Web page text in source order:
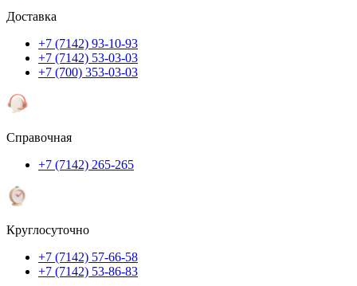
Доставка
+7 (7142) 93-10-93
+7 (7142) 53-03-03
+7 (700) 353-03-03
Справочная
+7 (7142) 265-265
Круглосуточно
+7 (7142) 57-66-58
+7 (7142) 53-86-83